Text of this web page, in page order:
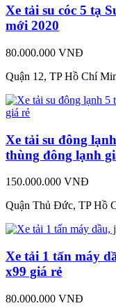
Xe tải su cóc 5 tạ
mới 2020
80.000.000 VNĐ
Quận 12, TP Hồ Chí
Xe tải su đông
thùng đông lạnh
150.000.000 VNĐ
Quận Thủ Đức, TP Hồ
Xe tải 1 tấn máy
x99 giá rẻ
80.000.000 VNĐ